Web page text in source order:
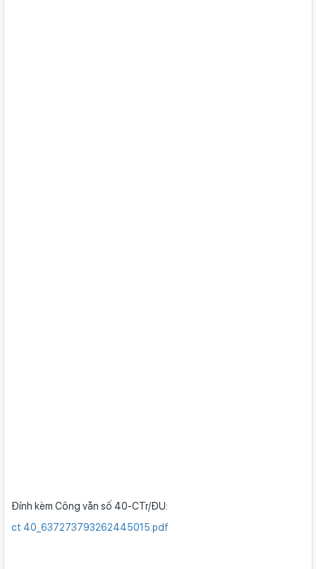
Đính kèm Công văn số 40-CTr/ĐU:
ct 40_637273793262445015.pdf